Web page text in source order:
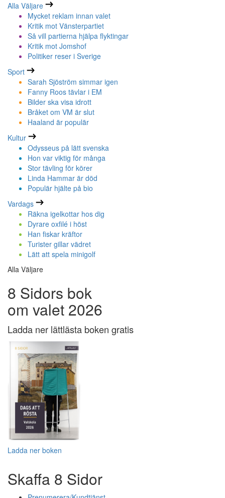
Alla Väljare
Mycket reklam innan valet
Kritik mot Vänsterpartiet
Så vill partierna hjälpa flyktingar
Kritik mot Jomshof
Politiker reser i Sverige
Sport
Sarah Sjöström simmar igen
Fanny Roos tävlar i EM
Bilder ska visa idrott
Bråket om VM är slut
Haaland är populär
Kultur
Odysseus på lätt svenska
Hon var viktig för många
Stor tävling för körer
Linda Hammar är död
Populär hjälte på bio
Vardags
Räkna igelkottar hos dig
Dyrare oxfilé i höst
Han fiskar kräftor
Turister gillar vädret
Lätt att spela minigolf
Alla Väljare
8 Sidors bok
om valet 2026
Ladda ner lättlästa boken gratis
Ladda ner boken
Skaffa 8 Sidor